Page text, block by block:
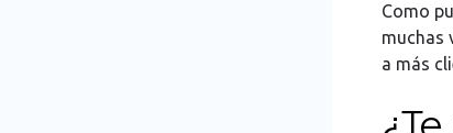
Como
muchas
a más